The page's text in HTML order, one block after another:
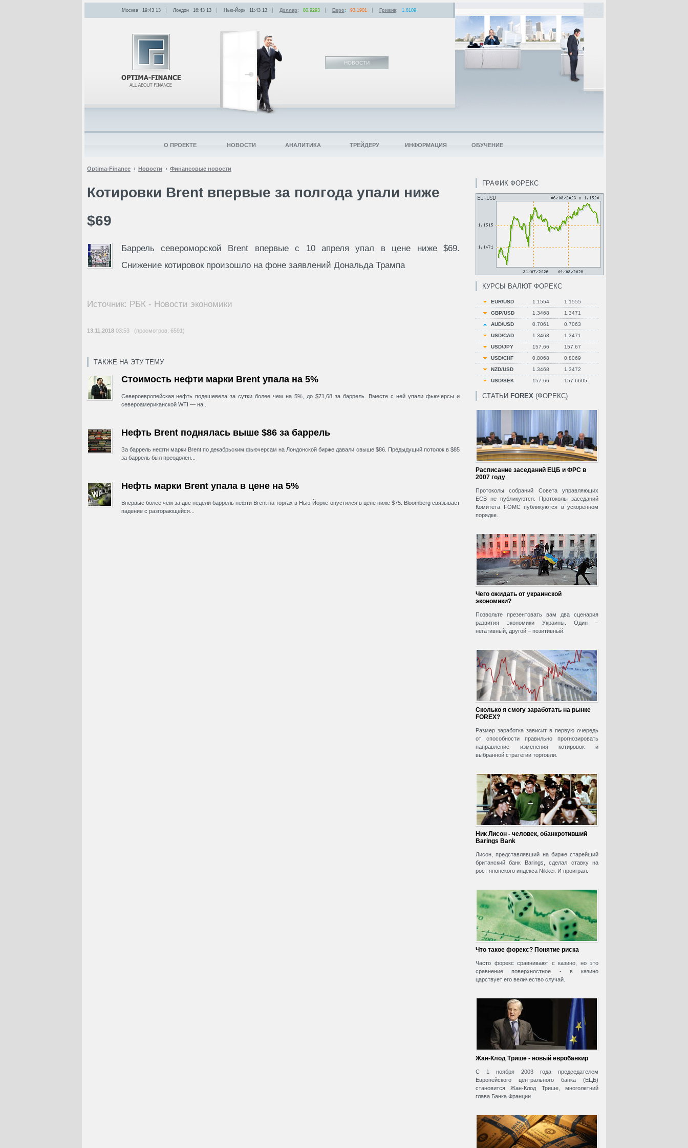
Optima-Finance Новости Финансовые новости
Котировки Brent впервые за полгода упали ниже
$69
Баррель североморской Brent впервые с 10 апреля упал в цене ниже $69.
Снижение котировок произошло на фоне заявлений Дональда Трампа
Источник: РБК - Новости экономики
13.11.2018 03:53 (просмотров: 6591)
ТАКЖЕ НА ЭТУ ТЕМУ
Стоимость нефти марки Brent упала на 5%
Североевропейская нефть подешевела за сутки более чем на 5%, до $71,68 за баррель. Вместе с ней упали фьючерсы и
североамериканской WTI — на...
Нефть Brent поднялась выше $86 за баррель
За баррель нефти марки Brent по декабрьским фьючерсам на Лондонской бирже давали свыше $86. Предыдущий потолок в $85
за баррель был преодолен...
Нефть марки Brent упала в цене на 5%
Впервые более чем за две недели баррель нефти Brent на торгах в Нью-Йорке опустился в цене ниже $75. Bloomberg связывает
падение с разгорающейся...
ГРАФИК ФОРЕКС
КУРСЫ ВАЛЮТ ФОРЕКС
EUR/USD 1.1554
1.1555
GBP/USD
1.3468
1.3471
AUD/USD
0.7061
0.7063
USD/CAD
1.3468
1.3471
USD/JPY
157.66
157.67
USD/CHF
0.8068
0.8069
NZD/USD
1.3468
1.3472
USD/SEK
157.66 157.6605
СТАТЬИ FOREX (ФОРЕКС)
Расписание заседаний ЕЦБ и ФРС в
2007 году
Протоколы собраний Совета управляющих
ECB не публикуются. Протоколы заседаний
Комитета FOMC публикуются в ускоренном
порядке.
Чего ожидать от украинской
экономики?
Позвольте презентовать вам два сценария
развития экономики Украины. Один –
негативный, другой – позитивный.
Сколько я смогу заработать на рынке
FOREX?
Размер заработка зависит в первую очередь
от способности правильно прогнозировать
направление изменения котировок и
выбранной стратегии торговли.
Ник Лисон - человек, обанкротивший
Barings Bank
Лисон, представлявший на бирже старейший
британский банк Barings, сделал ставку на
рост японского индекса Nikkei. И проиграл.
Что такое форекс? Понятие риска
Часто форекс сравнивают с казино, но это
сравнение поверхностное - в казино
царствует его величество случай.
Жан-Клод Трише - новый евробанкир
С 1 ноября 2003 года председателем
Европейского центрального банка (ЕЦБ)
становится Жан-Клод Трише, многолетний
глава Банка Франции.
НОВОСТИ
Москва 19:43: 13 Лондон 16:43: 13 Нью-Йорк 11:43: 13 Доллар: 80.9293 Евро: 93.1901 Гривна: 1.8109
О ПРОЕКТЕ НОВОСТИ АНАЛИТИКА ТРЕЙДЕРУ ИНФОРМАЦИЯ ОБУЧЕНИЕ